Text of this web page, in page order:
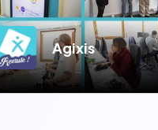
Agixis